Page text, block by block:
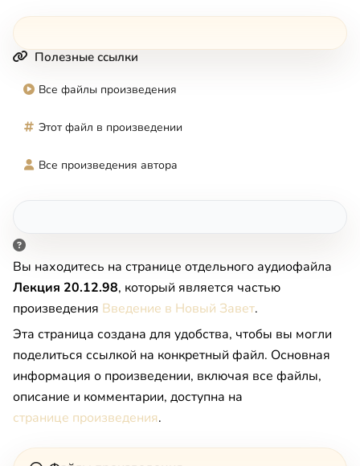
Полезные ссылки
Все файлы произведения
Этот файл в произведении
Все произведения автора
Вы находитесь на странице отдельного аудиофайла
Лекция 20.12.98, который является частью
произведения Введение в Новый Завет.
Эта страница создана для удобства, чтобы вы могли
поделиться ссылкой на конкретный файл. Основная
информация о произведении, включая все файлы,
описание и комментарии, доступна на
странице произведения.